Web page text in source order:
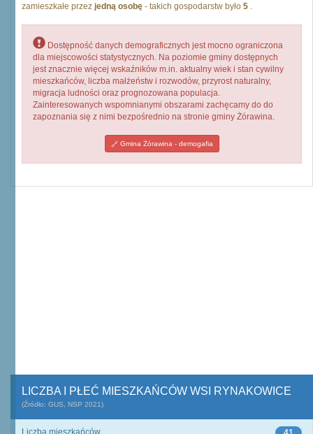
zamieszkałe przez jedną osobę - takich gospodarstw było 5 .
Dostępność danych demograficznych jest mocno ograniczona
dla miejscowości statystycznych. Na poziomie gminy dostępnych
jest znacznie więcej wskaźników m.in. aktualny wiek i stan cywilny
mieszkańców, liczba małżeństw i rozwodów, przyrost naturalny,
migracja ludności oraz prognozowana populacja.
Zainteresowanych wspomnianymi obszarami zachęcamy do do
zapoznania się z nimi bezpośrednio na stronie gminy Żórawina.
Gmina Żórawina - demogafia
LICZBA I PŁEĆ MIESZKAŃCÓW WSI RYNAKOWICE
(Źródło: GUS, NSP 2021)
Liczba mieszkańców